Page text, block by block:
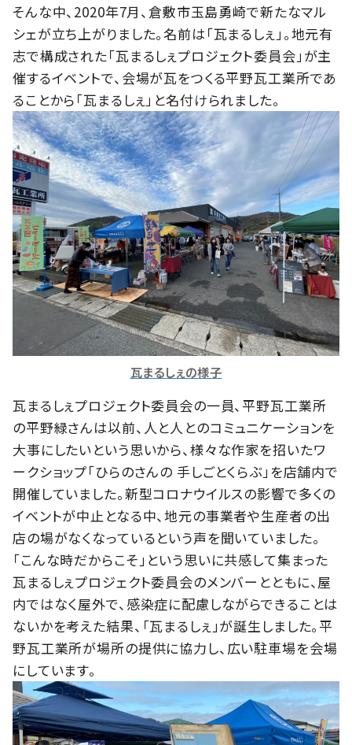
そんな中、2020年7月、倉敷市玉島勇崎で新たなマル
シェが立ち上がりました。名前は「瓦まるしぇ」。地元有
志で構成された「瓦まるしぇプロジェクト委員会」が主
催するイベントで、会場が瓦をつくる平野瓦工業所であ
ることから「瓦まるしぇ」と名付けられました。
瓦まるしぇの様子
瓦まるしぇプロジェクト委員会の一員、平野瓦工業所
の平野緑さんは以前、人と人とのコミュニケーションを
大事にしたいという思いから、様々な作家を招いたワ
ークショップ「ひらのさんの 手しごとくらぶ」を店舗内で
開催していました。新型コロナウイルスの影響で多くの
イベントが中止となる中、地元の事業者や生産者の出
店の場がなくなっているという声を聞いていました。
「こんな時だからこそ」という思いに共感して集まった
瓦まるしぇプロジェクト委員会のメンバーとともに、屋
内ではなく屋外で、感染症に配慮しながらできることは
ないかを考えた結果、「瓦まるしぇ」が誕生しました。平
野瓦工業所が場所の提供に協力し、広い駐車場を会場
にしています。